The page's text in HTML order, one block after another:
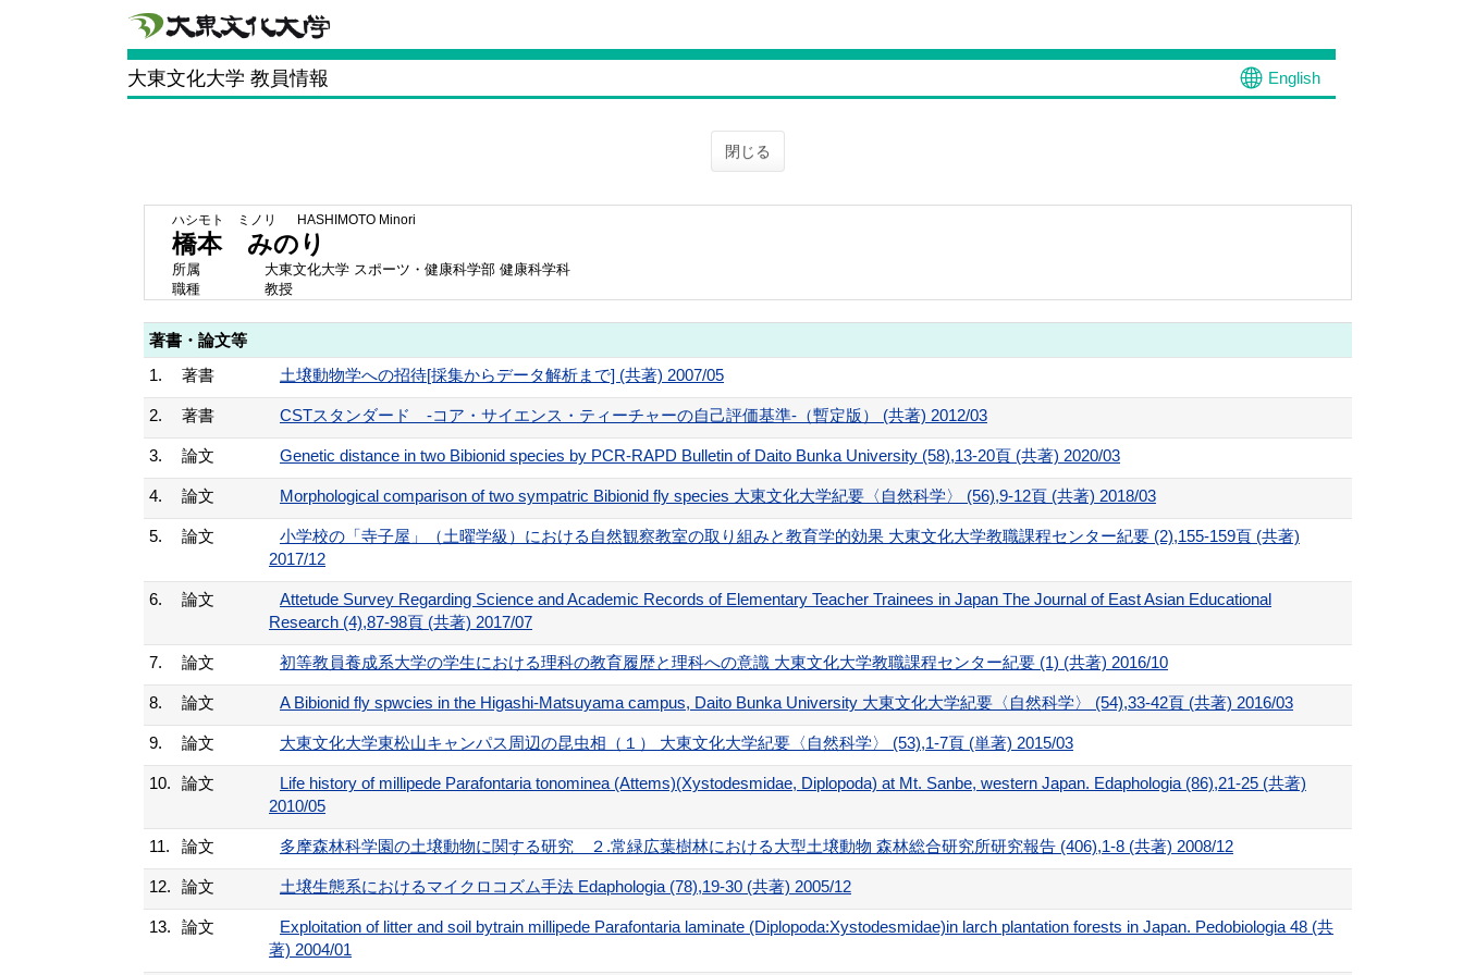
大東文化大学 教員情報 English
閉じる
ハシモト ミノリ HASHIMOTO Minori
橋本 みのり
所属
大東文化大学 スポーツ・健康科学部 健康科学科
職種
教授
著書・論文等
1.
著書 土壌動物学への招待[採集からデータ解析まで] (共著) 2007/05
2. 著書 CSTスタンダード -コア・サイエンス・ティーチャーの自己評価基準-（暫定版） (共著) 2012/03
3. 論文 Genetic distance in two Bibionid species by PCR-RAPD Bulletin of Daito Bunka University (58),13-20頁 (共著) 2020/03
4. 論文 Morphological comparison of two sympatric Bibionid fly species 大東文化大学紀要〈自然科学〉 (56),9-12頁 (共著) 2018/03
5. 論文
小学校の「寺子屋」（土曜学級）における自然観察教室の取り組みと教育学的効果 大東文化大学教職課程センター紀要 (2),155-159頁 (共著)
2017/12
6. 論文
Attetude Survey Regarding Science and Academic Records of Elementary Teacher Trainees in Japan The Journal of East Asian Educational
Research (4),87-98頁 (共著) 2017/07
7. 論文 初等教員養成系大学の学生における理科の教育履歴と理科への意識 大東文化大学教職課程センター紀要 (1) (共著) 2016/10
8. 論文 A Bibionid fly spwcies in the Higashi-Matsuyama campus, Daito Bunka University 大東文化大学紀要〈自然科学〉 (54),33-42頁 (共著) 2016/03
9. 論文 大東文化大学東松山キャンパス周辺の昆虫相（１） 大東文化大学紀要〈自然科学〉 (53),1-7頁 (単著) 2015/03
10. 論文
Life history of millipede Parafontaria tonominea (Attems)(Xystodesmidae, Diplopoda) at Mt. Sanbe, western Japan. Edaphologia (86),21-25 (共著)
2010/05
11. 論文 多摩森林科学園の土壌動物に関する研究 ２.常緑広葉樹林における大型土壌動物 森林総合研究所研究報告 (406),1-8 (共著) 2008/12
12. 論文 土壌生態系におけるマイクロコズム手法 Edaphologia (78),19-30 (共著) 2005/12
13. 論文
Exploitation of litter and soil bytrain millipede Parafontaria laminate (Diplopoda:Xystodesmidae)in larch plantation forests in Japan. Pedobiologia 48 (共
著) 2004/01